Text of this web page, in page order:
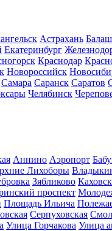
Астрахань
Екатеринбург
Краснодар
Новороссийск
Самара Саранск Саратов
Челябинск
Аннино Аэропорт
Лихоборы
Зябликово
проспект
Площадь Ильича
Серпуховская
Улица Горчакова Улица